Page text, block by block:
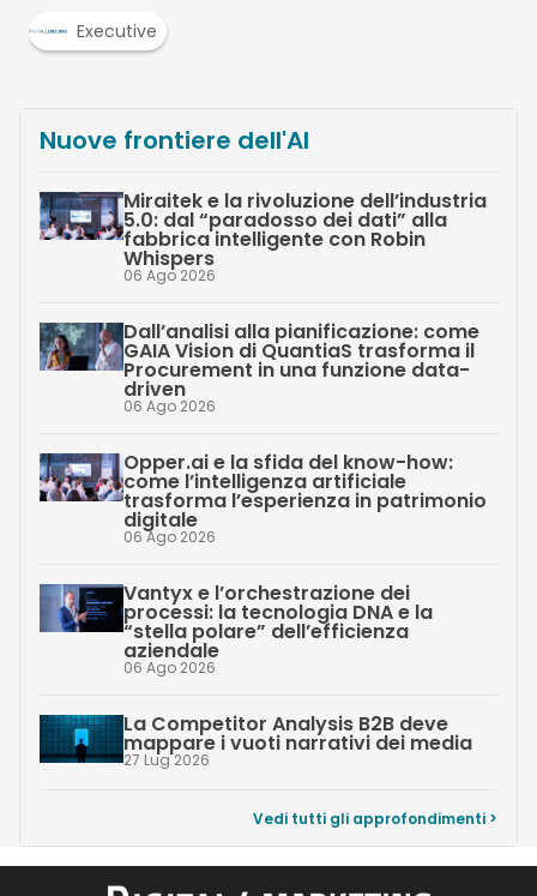
Executive
Nuove frontiere dell'AI
Miraitek e la rivoluzione dell’industria
5.0: dal “paradosso dei dati” alla
fabbrica intelligente con Robin
Whispers
06 Ago 2026
Dall’analisi alla pianificazione: come
GAIA Vision di QuantiaS trasforma il
Procurement in una funzione data-
driven
06 Ago 2026
Opper.ai e la sfida del know-how:
come l’intelligenza artificiale
trasforma l’esperienza in patrimonio
digitale
06 Ago 2026
Vantyx e l’orchestrazione dei
processi: la tecnologia DNA e la
“stella polare” dell’efficienza
aziendale
06 Ago 2026
La Competitor Analysis B2B deve
mappare i vuoti narrativi dei media
27 Lug 2026
Vedi tutti gli approfondimenti >